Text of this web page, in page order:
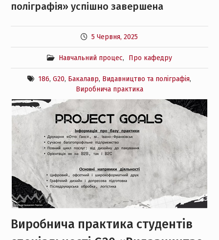
поліграфія» успішно завершена
5 Червня, 2025
Навчальний процес, Про кафедру
186,G20, Бакалавр, Видавництво та поліграфія,
Виробнича практика
Виробнича практика студентів